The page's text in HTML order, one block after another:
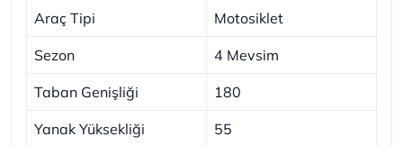
Araç Tipi Motosiklet
Sezon 4 Mevsim
Taban Genişliği 180
Yanak Yüksekliği 55